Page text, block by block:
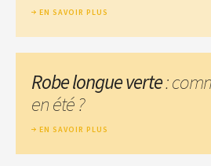
EN SAVOIR PLUS
Robe longue verte:
en été ?
EN SAVOIR PLUS